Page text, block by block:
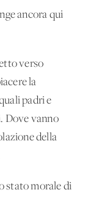
ancora qui
verso
la
padri e
Dove vanno
della
stato morale di